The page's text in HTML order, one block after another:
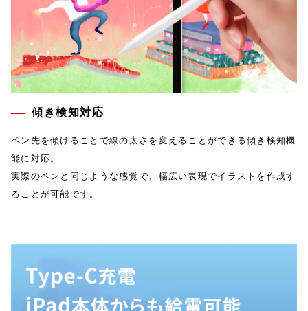
傾き検知対応
ペン先を傾けることで線の太さを変えることができる傾き検知機
能に対応。
実際のペンと同じような感覚で、幅広い表現でイラストを作成す
ることが可能です。